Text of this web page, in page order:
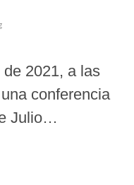
2021, a las
conferencia
Julio…